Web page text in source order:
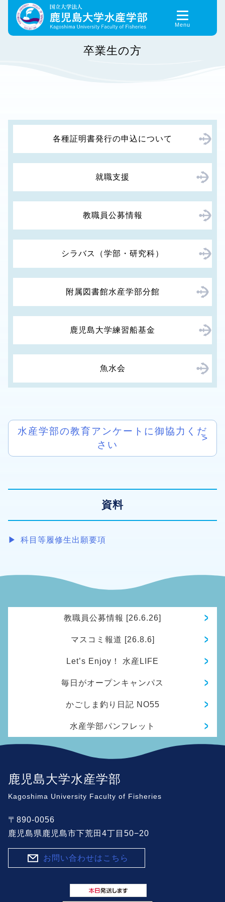
content
卒業生の方
各種証明書発行の申込について
就職支援
教職員公募情報
シラバス（学部・研究科）
附属図書館水産学部分館
鹿児島大学練習船基金
魚水会
水産学部の教育アンケートに御協力くだ
さい
資料
科目等履修生出願要項
教職員公募情報 [26.6.26]
マスコミ報道 [26.8.6]
Let’s Enjoy！ 水産LIFE
毎日がオープンキャンパス
かごしま釣り日記 NO55
水産学部パンフレット
鹿児島大学水産学部
Kagoshima University Faculty of Fisheries
〒890-0056
鹿児島県鹿児島市下荒田4丁目50−20
お問い合わせはこちら